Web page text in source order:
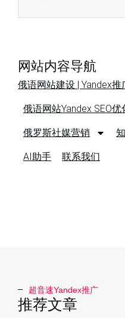
网站内容导航
俄语网站建设 | Yandex推
俄语网站Yandex SEO优
俄罗斯社媒营销
AI助手 联系我们
超音速Yandex推广​
推荐文章